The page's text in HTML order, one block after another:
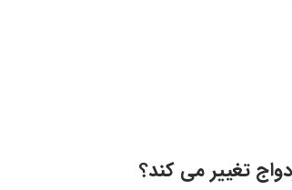
تغییر می کند؟